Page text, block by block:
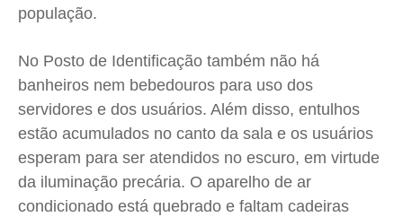
Expediente
Anuncie
Expediente
Anuncie
Expediente
Anuncie
Expediente
Anuncie
população.
No Posto de Identificação também não há
banheiros nem bebedouros para uso dos
servidores e dos usuários. Além disso, entulhos
estão acumulados no canto da sala e os usuários
esperam para ser atendidos no escuro, em virtude
da iluminação precária. O aparelho de ar
condicionado está quebrado e faltam cadeiras